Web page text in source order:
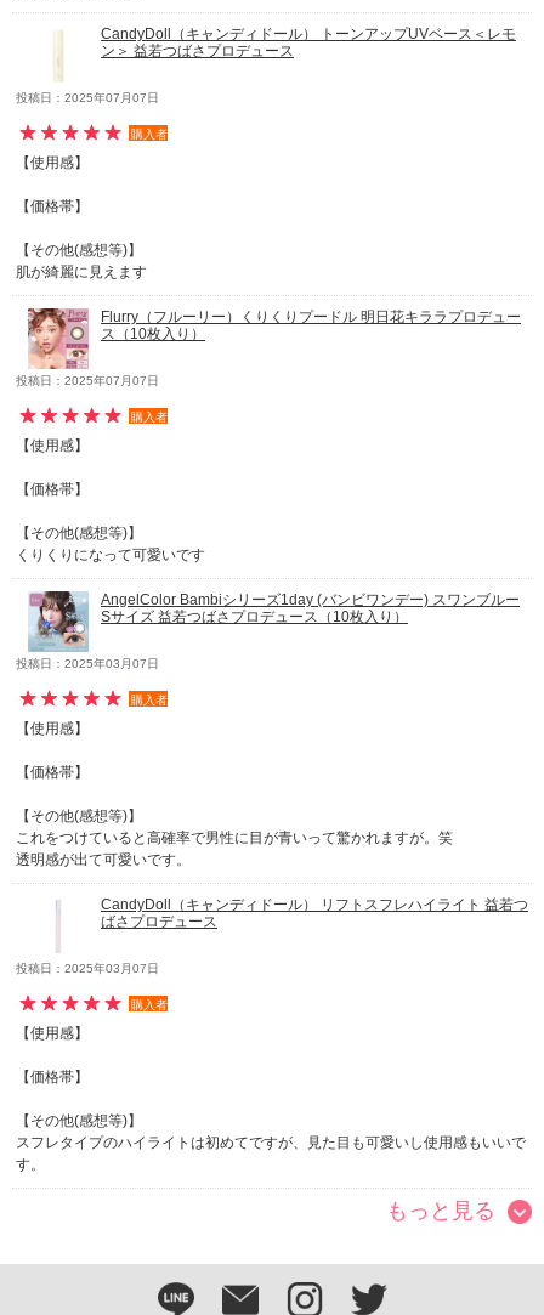
CandyDoll（キャンディドール） トーンアップUVベース＜レモ
ン＞ 益若つばさプロデュース
投稿日：2025年07月07日
購入者
【使用感】
【価格帯】
【その他(感想等)】
肌が綺麗に見えます
Flurry（フルーリー）くりくりプードル 明日花キララプロデュー
ス（10枚入り）
投稿日：2025年07月07日
購入者
【使用感】
【価格帯】
【その他(感想等)】
くりくりになって可愛いです
AngelColor Bambiシリーズ1day (バンビワンデー) スワンブルー
Sサイズ 益若つばさプロデュース（10枚入り）
投稿日：2025年03月07日
購入者
【使用感】
【価格帯】
【その他(感想等)】
これをつけていると高確率で男性に目が青いって驚かれますが。笑
透明感が出て可愛いです。
CandyDoll（キャンディドール） リフトスフレハイライト 益若つ
ばさプロデュース
投稿日：2025年03月07日
購入者
【使用感】
【価格帯】
【その他(感想等)】
スフレタイプのハイライトは初めてですが、見た目も可愛いし使用感もいいで
す。
もっと見る